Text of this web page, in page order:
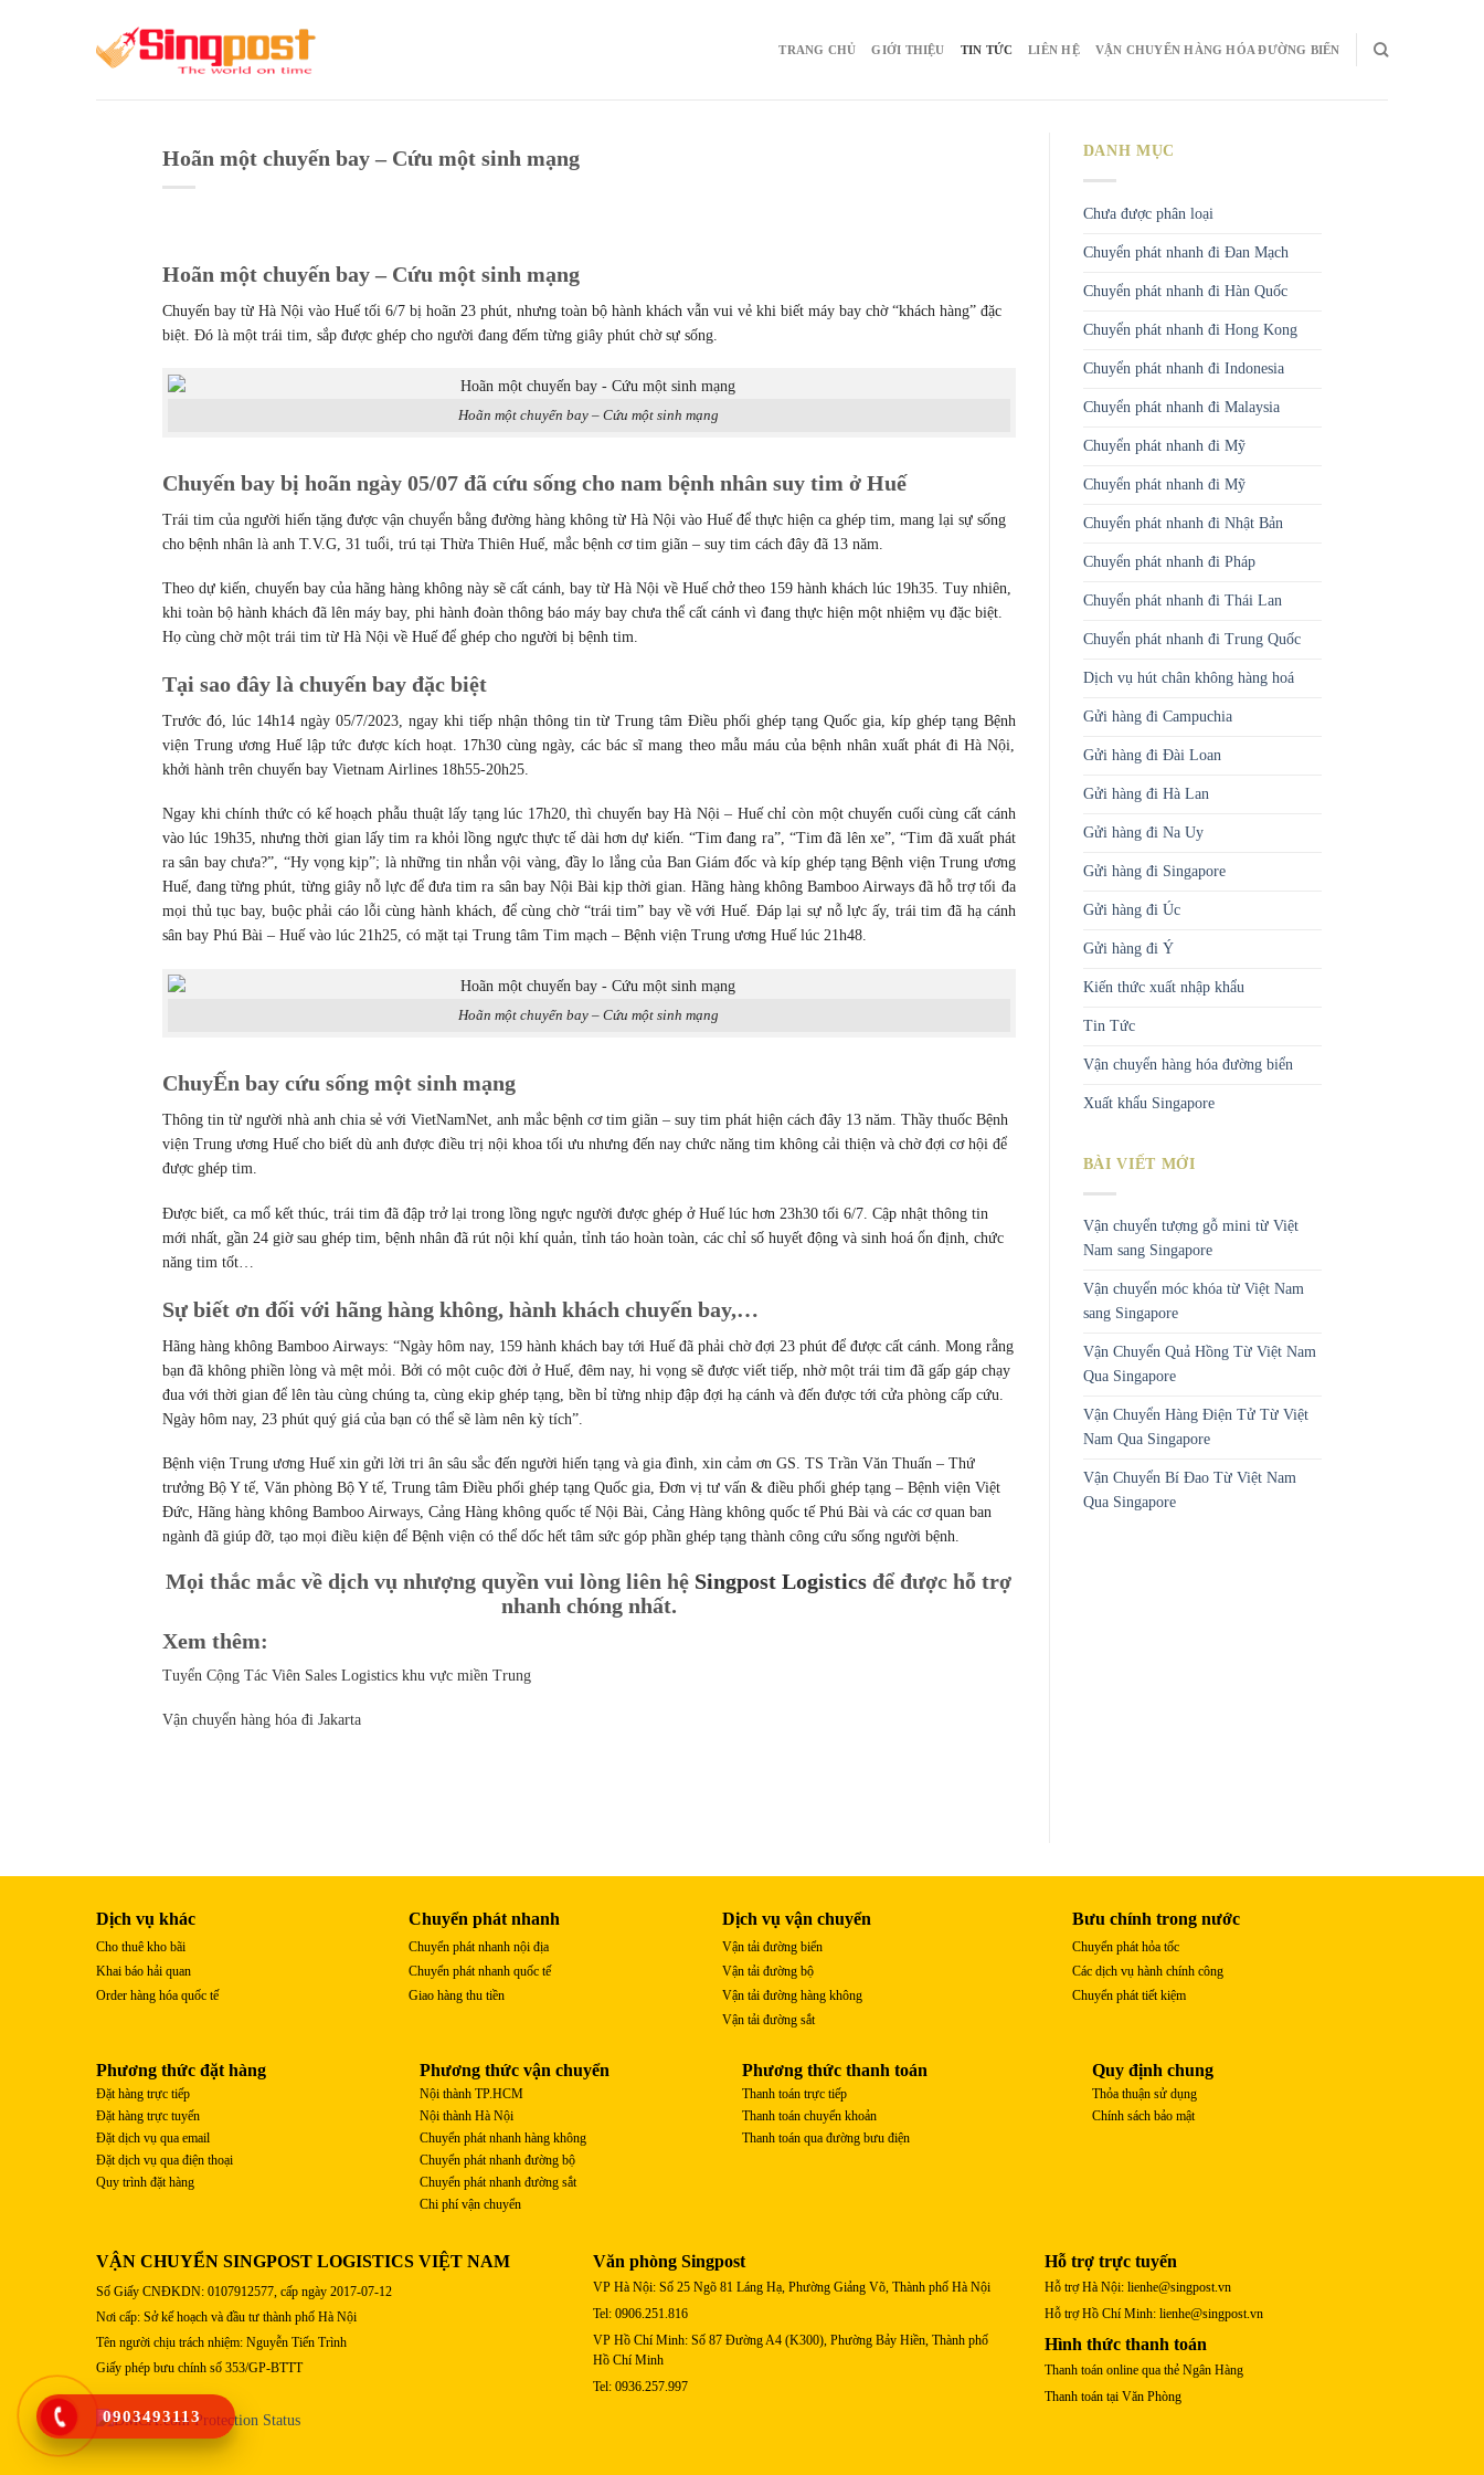
TRANG CHỦ GIỚI THIỆU TIN TỨC LIÊN HỆ VẬN CHUYỂN HÀNG HÓA ĐƯỜNG BIỂN
Hoãn một chuyến bay – Cứu một sinh mạng
Hoãn một chuyến bay – Cứu một sinh mạng
Chuyến bay từ Hà Nội vào Huế tối 6/7 bị hoãn 23 phút, nhưng toàn bộ hành khách vẫn vui vẻ khi biết máy bay chờ “khách hàng” đặc
biệt. Đó là một trái tim, sắp được ghép cho người đang đếm từng giây phút chờ sự sống.
Hoãn một chuyến bay – Cứu một sinh mạng
Chuyến bay bị hoãn ngày 05/07 đã cứu sống cho nam bệnh nhân suy tim ở Huế
Trái tim của người hiến tặng được vận chuyển bằng đường hàng không từ Hà Nội vào Huế để thực hiện ca ghép tim, mang lại sự sống
cho bệnh nhân là anh T.V.G, 31 tuổi, trú tại Thừa Thiên Huế, mắc bệnh cơ tim giãn – suy tim cách đây đã 13 năm.
Theo dự kiến, chuyến bay của hãng hàng không này sẽ cất cánh, bay từ Hà Nội về Huế chở theo 159 hành khách lúc 19h35. Tuy nhiên,
khi toàn bộ hành khách đã lên máy bay, phi hành đoàn thông báo máy bay chưa thể cất cánh vì đang thực hiện một nhiệm vụ đặc biệt.
Họ cùng chờ một trái tim từ Hà Nội về Huế để ghép cho người bị bệnh tim.
Tại sao đây là chuyến bay đặc biệt
Trước đó, lúc 14h14 ngày 05/7/2023, ngay khi tiếp nhận thông tin từ Trung tâm Điều phối ghép tạng Quốc gia, kíp ghép tạng Bệnh
viện Trung ương Huế lập tức được kích hoạt. 17h30 cùng ngày, các bác sĩ mang theo mẫu máu của bệnh nhân xuất phát đi Hà Nội,
khởi hành trên chuyến bay Vietnam Airlines 18h55-20h25.
Ngay khi chính thức có kế hoạch phẫu thuật lấy tạng lúc 17h20, thì chuyến bay Hà Nội – Huế chỉ còn một chuyến cuối cùng cất cánh
vào lúc 19h35, nhưng thời gian lấy tim ra khỏi lồng ngực thực tế dài hơn dự kiến. “Tim đang ra”, “Tim đã lên xe”, “Tim đã xuất phát
ra sân bay chưa?”, “Hy vọng kịp”; là những tin nhắn vội vàng, đầy lo lắng của Ban Giám đốc và kíp ghép tạng Bệnh viện Trung ương
Huế, đang từng phút, từng giây nỗ lực để đưa tim ra sân bay Nội Bài kịp thời gian. Hãng hàng không Bamboo Airways đã hỗ trợ tối đa
mọi thủ tục bay, buộc phải cáo lỗi cùng hành khách, để cùng chờ “trái tim” bay về với Huế. Đáp lại sự nỗ lực ấy, trái tim đã hạ cánh
sân bay Phú Bài – Huế vào lúc 21h25, có mặt tại Trung tâm Tim mạch – Bệnh viện Trung ương Huế lúc 21h48.
Hoãn một chuyến bay – Cứu một sinh mạng
ChuyẾn bay cứu sống một sinh mạng
Thông tin từ người nhà anh chia sẻ với VietNamNet, anh mắc bệnh cơ tim giãn – suy tim phát hiện cách đây 13 năm. Thầy thuốc Bệnh
viện Trung ương Huế cho biết dù anh được điều trị nội khoa tối ưu nhưng đến nay chức năng tim không cải thiện và chờ đợi cơ hội để
được ghép tim.
Được biết, ca mổ kết thúc, trái tim đã đập trở lại trong lồng ngực người được ghép ở Huế lúc hơn 23h30 tối 6/7. Cập nhật thông tin
mới nhất, gần 24 giờ sau ghép tim, bệnh nhân đã rút nội khí quản, tỉnh táo hoàn toàn, các chỉ số huyết động và sinh hoá ổn định, chức
năng tim tốt…
Sự biết ơn đối với hãng hàng không, hành khách chuyến bay,…
Hãng hàng không Bamboo Airways: “Ngày hôm nay, 159 hành khách bay tới Huế đã phải chờ đợi 23 phút để được cất cánh. Mong rằng
bạn đã không phiền lòng và mệt mỏi. Bởi có một cuộc đời ở Huế, đêm nay, hi vọng sẽ được viết tiếp, nhờ một trái tim đã gấp gáp chạy
đua với thời gian để lên tàu cùng chúng ta, cùng ekip ghép tạng, bền bỉ từng nhịp đập đợi hạ cánh và đến được tới cửa phòng cấp cứu.
Ngày hôm nay, 23 phút quý giá của bạn có thể sẽ làm nên kỳ tích”.
Bệnh viện Trung ương Huế xin gửi lời tri ân sâu sắc đến người hiến tạng và gia đình, xin cảm ơn GS. TS Trần Văn Thuấn – Thứ
trưởng Bộ Y tế, Văn phòng Bộ Y tế, Trung tâm Điều phối ghép tạng Quốc gia, Đơn vị tư vấn & điều phối ghép tạng – Bệnh viện Việt
Đức, Hãng hàng không Bamboo Airways, Cảng Hàng không quốc tế Nội Bài, Cảng Hàng không quốc tế Phú Bài và các cơ quan ban
ngành đã giúp đỡ, tạo mọi điều kiện để Bệnh viện có thể dốc hết tâm sức góp phần ghép tạng thành công cứu sống người bệnh.
Mọi thắc mắc về dịch vụ nhượng quyền vui lòng liên hệ Singpost Logistics để được hỗ trợ
nhanh chóng nhất.
Xem thêm:
Tuyển Cộng Tác Viên Sales Logistics khu vực miền Trung
Vận chuyển hàng hóa đi Jakarta
DANH MỤC
Chưa được phân loại
Chuyển phát nhanh đi Đan Mạch
Chuyển phát nhanh đi Hàn Quốc
Chuyển phát nhanh đi Hong Kong
Chuyển phát nhanh đi Indonesia
Chuyển phát nhanh đi Malaysia
Chuyển phát nhanh đi Mỹ
Chuyển phát nhanh đi Mỹ
Chuyển phát nhanh đi Nhật Bản
Chuyển phát nhanh đi Pháp
Chuyển phát nhanh đi Thái Lan
Chuyển phát nhanh đi Trung Quốc
Dịch vụ hút chân không hàng hoá
Gửi hàng đi Campuchia
Gửi hàng đi Đài Loan
Gửi hàng đi Hà Lan
Gửi hàng đi Na Uy
Gửi hàng đi Singapore
Gửi hàng đi Úc
Gửi hàng đi Ý
Kiến thức xuất nhập khẩu
Tin Tức
Vận chuyển hàng hóa đường biển
Xuất khẩu Singapore
BÀI VIẾT MỚI
Vận chuyển tượng gỗ mini từ Việt
Nam sang Singapore
Vận chuyển móc khóa từ Việt Nam
sang Singapore
Vận Chuyển Quả Hồng Từ Việt Nam
Qua Singapore
Vận Chuyển Hàng Điện Tử Từ Việt
Nam Qua Singapore
Vận Chuyển Bí Đao Từ Việt Nam
Qua Singapore
Dịch vụ khác
Cho thuê kho bãi
Khai báo hải quan
Order hàng hóa quốc tế
Chuyển phát nhanh
Chuyển phát nhanh nội địa
Chuyển phát nhanh quốc tế
Giao hàng thu tiền
Dịch vụ vận chuyển
Vận tải đường biển
Vận tải đường bộ
Vận tải đường hàng không
Vận tải đường sắt
Bưu chính trong nước
Chuyển phát hỏa tốc
Các dịch vụ hành chính công
Chuyển phát tiết kiệm
Phương thức đặt hàng
Đặt hàng trực tiếp
Đặt hàng trực tuyến
Đặt dịch vụ qua email
Đặt dịch vụ qua điện thoại
Quy trình đặt hàng
Phương thức vận chuyển
Nội thành TP.HCM
Nội thành Hà Nội
Chuyển phát nhanh hàng không
Chuyển phát nhanh đường bộ
Chuyển phát nhanh đường sắt
Chi phí vận chuyển
Phương thức thanh toán
Thanh toán trực tiếp
Thanh toán chuyển khoản
Thanh toán qua đường bưu điện
Quy định chung
Thỏa thuận sử dụng
Chính sách bảo mật
VẬN CHUYỂN SINGPOST LOGISTICS VIỆT NAM
Số Giấy CNĐKDN: 0107912577, cấp ngày 2017-07-12
Nơi cấp: Sở kế hoạch và đầu tư thành phố Hà Nội
Tên người chịu trách nhiệm: Nguyễn Tiến Trình
Giấy phép bưu chính số 353/GP-BTTT
Văn phòng Singpost
VP Hà Nội: Số 25 Ngõ 81 Láng Hạ, Phường Giảng Võ, Thành phố Hà Nội
Tel: 0906.251.816
VP Hồ Chí Minh: Số 87 Đường A4 (K300), Phường Bảy Hiền, Thành phố
Hồ Chí Minh
Tel: 0936.257.997
Hỗ trợ trực tuyến
Hỗ trợ Hà Nội: lienhe@singpost.vn
Hỗ trợ Hồ Chí Minh: lienhe@singpost.vn
Hình thức thanh toán
Thanh toán online qua thẻ Ngân Hàng
Thanh toán tại Văn Phòng
0903493113